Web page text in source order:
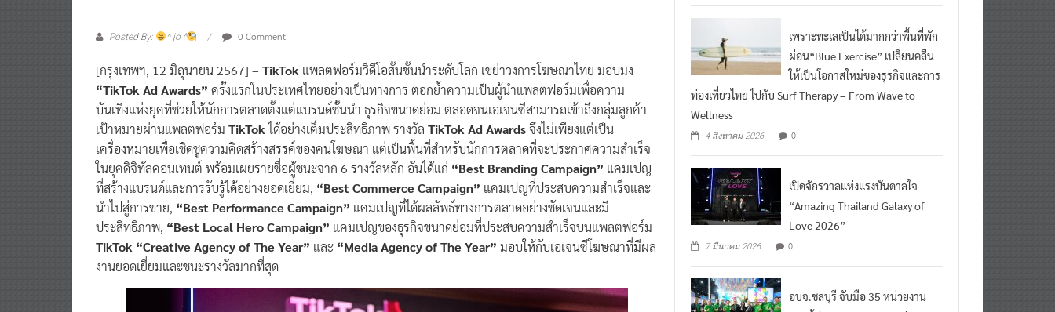
แพลตฟอร์มวิดีโอสั้นชั้นนำระดับโลก เขย่าวงการโฆษณาไทย มอบมง
“TikTok Ad Awards”ครั้งแรกในประเทศไทยอย่างเป็นทางการ ตอกย้ำความเป็นผู้นำแพลตฟอร์มเพื่อความ
บันเทิงแห่งยุคที่ช่วยให้นักการตลาดตั้งแต่แบรนด์ชั้นนำ ธุรกิจขนาดย่อม ตลอดจนเอเจนซีสามารถเข้าถึงกลุ่มลูกค้า
เป้าหมายผ่านแพลตฟอร์ม TikTokได้อย่างเต็มประสิทธิภาพ รางวัลTikTok Ad Awardsจึงไม่เพียงแต่เป็น
เครื่องหมายเพื่อเชิดชูความคิดสร้างสรรค์ของคนโฆษณา แต่เป็นพื้นที่สำหรับนักการตลาดที่จะประกาศความสำเร็จ
ในยุคดิจิทัลคอนเทนต์ พร้อมเผยรายชื่อผู้ชนะจาก 6 รางวัลหลัก อันได้แก่“Best Branding Campaign” แคมเปญ
ที่สร้างแบรนด์และการรับรู้ได้อย่างยอดเยี่ยม,“Best Commerce Campaign”แคมเปญที่ประสบความสำเร็จและ
นำไปสู่การขาย,“Best Performance Campaign”แคมเปญที่ได้ผลลัพธ์ทางการตลาดอย่างชัดเจนและมี
ประสิทธิภาพ,“Best Local Hero Campaign”แคมเปญของธุรกิจขนาดย่อมที่ประสบความสำเร็จบนแพลตฟอร์ม
TikTok “Creative Agency of The Year”และ “Media Agency of The Year”มอบให้กับเอเจนซีโฆษณาที่มีผล
งานยอดเยี่ยมและชนะรางวัลมากที่สุด
ผ่อน“Blue Exercise” เปลี่ยนคลื่น
ให้เป็นโอกาสใหม่ของธุรกิจและการ
ท่องเที่ยวไทย ไปกับ Surf Therapy – From Wave to
Wellness
“Amazing Thailand Galaxy of
Love 2026”
0
และผู้ประกอบการ ชูแคมเปญ